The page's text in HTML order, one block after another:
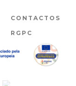
CONTACTOS
RGPC